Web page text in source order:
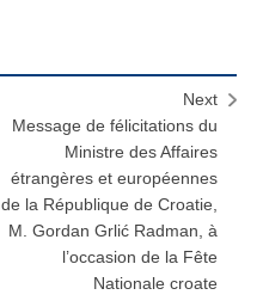
Next
Message de félicitations du
Ministre des Affaires
étrangères et européennes
de la République de Croatie,
M. Gordan Grlić Radman, à
l’occasion de la Fête
Nationale croate